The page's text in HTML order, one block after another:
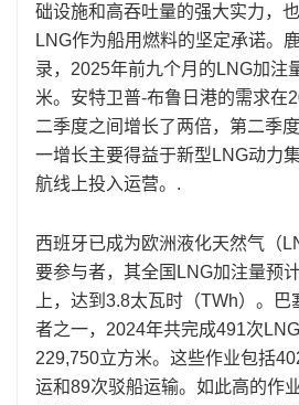
础设施和高吞吐量的强大实力，
LNG作为船用燃料的坚定承诺。
录，2025年前九个月的LNG加注
米。安特卫普-布鲁日港的需求在
二季度之间增长了两倍，第二季
一增长主要得益于新型LNG动力
航线上投入运营。.
西班牙已成为欧洲液化天然气（
要参与者，其全国LNG加注量预
上，达到3.8太瓦时（TWh）。
者之一，2024年共完成491次
229,750立方米。这些作业包括
运和89次驳船运输。如此高的作